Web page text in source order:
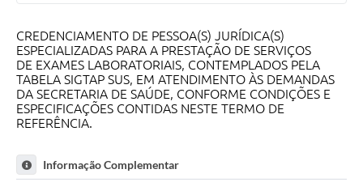
CREDENCIAMENTO DE PESSOA(S) JURÍDICA(S)
ESPECIALIZADAS PARA A PRESTAÇÃO DE SERVIÇOS
DE EXAMES LABORATORIAIS, CONTEMPLADOS PELA
TABELA SIGTAP SUS, EM ATENDIMENTO ÀS DEMANDAS
DA SECRETARIA DE SAÚDE, CONFORME CONDIÇÕES E
ESPECIFICAÇÕES CONTIDAS NESTE TERMO DE
REFERÊNCIA.
Informação Complementar